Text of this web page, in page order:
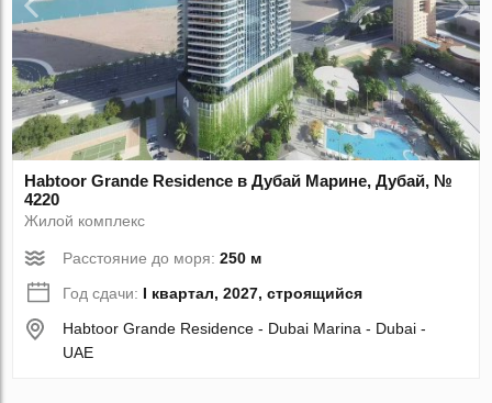
Habtoor Grande Residence в Дубай Марине, Дубай, №
4220
Жилой комплекс
Расстояние до моря:250 м
Год сдачи: I квартал, 2027, строящийся
Habtoor Grande Residence - Dubai Marina - Dubai -
UAE